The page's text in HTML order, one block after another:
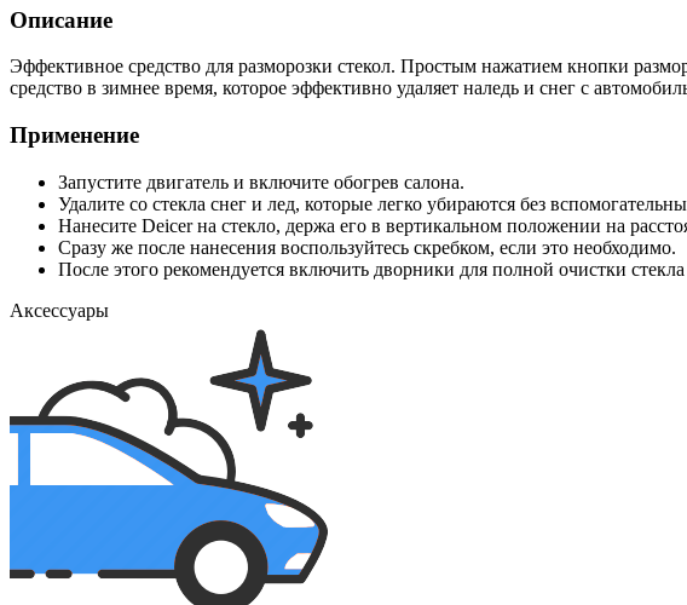
Описание
Эффективное средство для разморозки стекол. Простым нажатием кнопки
средство в зимнее время, которое эффективно удаляет наледь и снег с
Применение
Запустите двигатель и включите обогрев салона.
Удалите со стекла снег и лед, которые легко убираются без
Нанесите Deicer на стекло, держа его в вертикальном положении на
Сразу же после нанесения воспользуйтесь скребком, если это необходимо.
После этого рекомендуется включить дворники для полной очистки
Аксессуары